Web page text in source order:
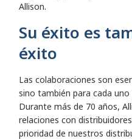
Allison.
Su éxito es
éxito
Las colaboraciones son
sino también para cada
Durante más de 70 años,
relaciones con
prioridad de nuestros